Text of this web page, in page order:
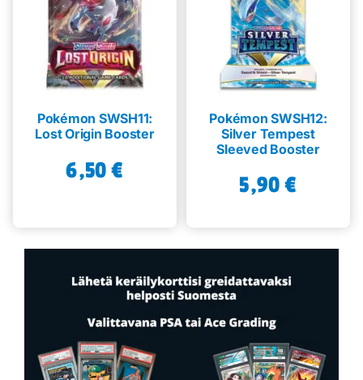
Pokémon SWSH11:
Lost Origin Booster
6,50€
Pokémon SWSH12:
Silver Tempest
Sleeved Booster
5,90€